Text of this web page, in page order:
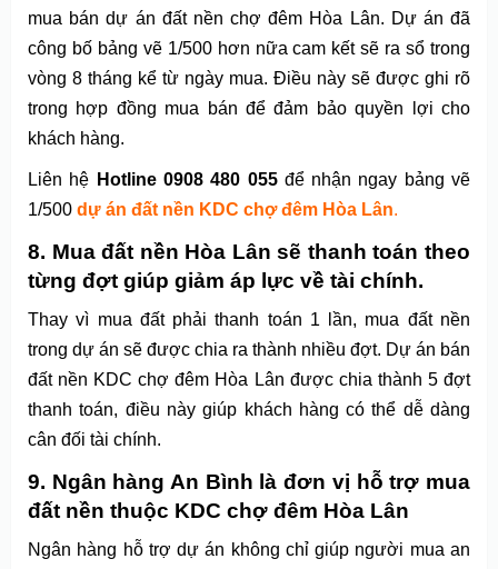
mua bán dự án đất nền chợ đêm Hòa Lân. Dự án đã
công bố bảng vẽ 1/500 hơn nữa cam kết sẽ ra sổ trong
vòng 8 tháng kể từ ngày mua. Điều này sẽ được ghi rõ
trong hợp đồng mua bán để đảm bảo quyền lợi cho
khách hàng.
Liên hệ Hotline 0908 480 055để nhận ngay bảng vẽ
1/500 dự án đất nền KDC chợ đêm Hòa Lân.
8. Mua đất nền Hòa Lân sẽ thanh toán theo
từng đợt giúp giảm áp lực về tài chính.
Thay vì mua đất phải thanh toán 1 lần, mua đất nền
trong dự án sẽ được chia ra thành nhiều đợt. Dự án bán
đất nền KDC chợ đêm Hòa Lân được chia thành 5 đợt
thanh toán, điều này giúp khách hàng có thể dễ dàng
cân đối tài chính.
9. Ngân hàng An Bình là đơn vị hỗ trợ mua
đất nền thuộc KDC chợ đêm Hòa Lân
Ngân hàng hỗ trợ dự án không chỉ giúp người mua an